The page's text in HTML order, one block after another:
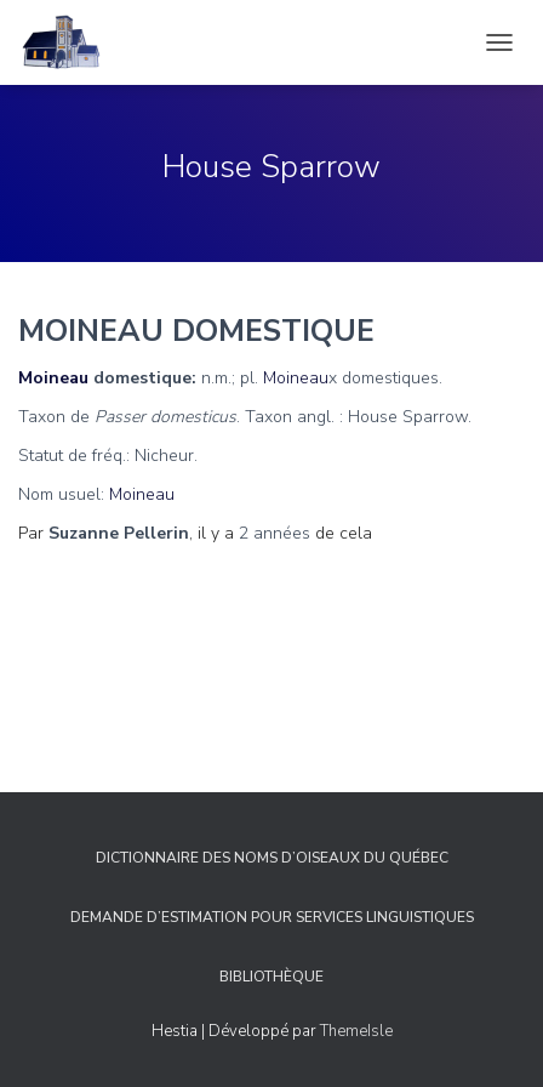
LA
House Sparrow
MOINEAU DOMESTIQUE
Moineau domestique: n.m.; pl. Moineaux domestiques.
Taxon de Passer domesticus. Taxon angl. : House Sparrow.
Statut de fréq.: Nicheur.
Nom usuel: Moineau
Par Suzanne Pellerin, il y a 2 années de cela
DICTIONNAIRE DES NOMS D’OISEAUX DU QUÉBEC
DEMANDE D’ESTIMATION POUR SERVICES LINGUISTIQUES
BIBLIOTHÈQUE
Hestia | Développé parThemeIsle